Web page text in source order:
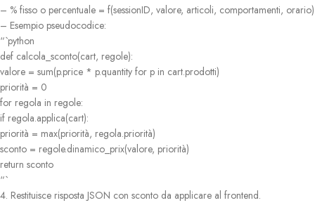
– % fisso o percentuale = f(sessionID, valore, articoli, comportamenti, orario)
– Esempio pseudocodice:
“`python
def calcola_sconto(cart, regole):
valore = sum(p.price * p.quantity for p in cart.prodotti)
priorità = 0
for regola in regole:
if regola.applica(cart):
priorità = max(priorità, regola.priorità)
sconto = regole.dinamico_prix(valore, priorità)
return sconto
“`
4. Restituisce risposta JSON con sconto da applicare al frontend.